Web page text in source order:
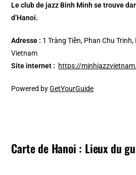
Le club de jazz Binh Minh se trouve
d’Hanoi.
Adresse : 1 Tràng Tiền, Phan Chu
Vietnam
Site internet : https://
Powered byGetYourGuide
Carte de Hanoi : Lieux du